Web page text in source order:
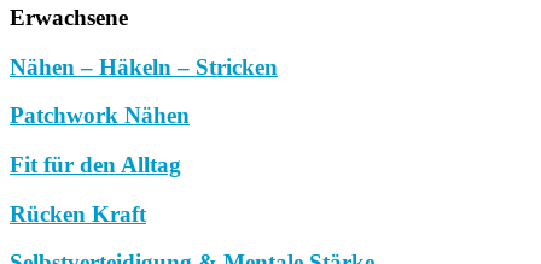
Erwachsene
Nähen – Häkeln – Stricken
Patchwork Nähen
Fit für den Alltag
Rücken Kraft